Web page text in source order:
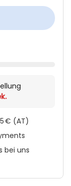
€ (AT)
bei uns